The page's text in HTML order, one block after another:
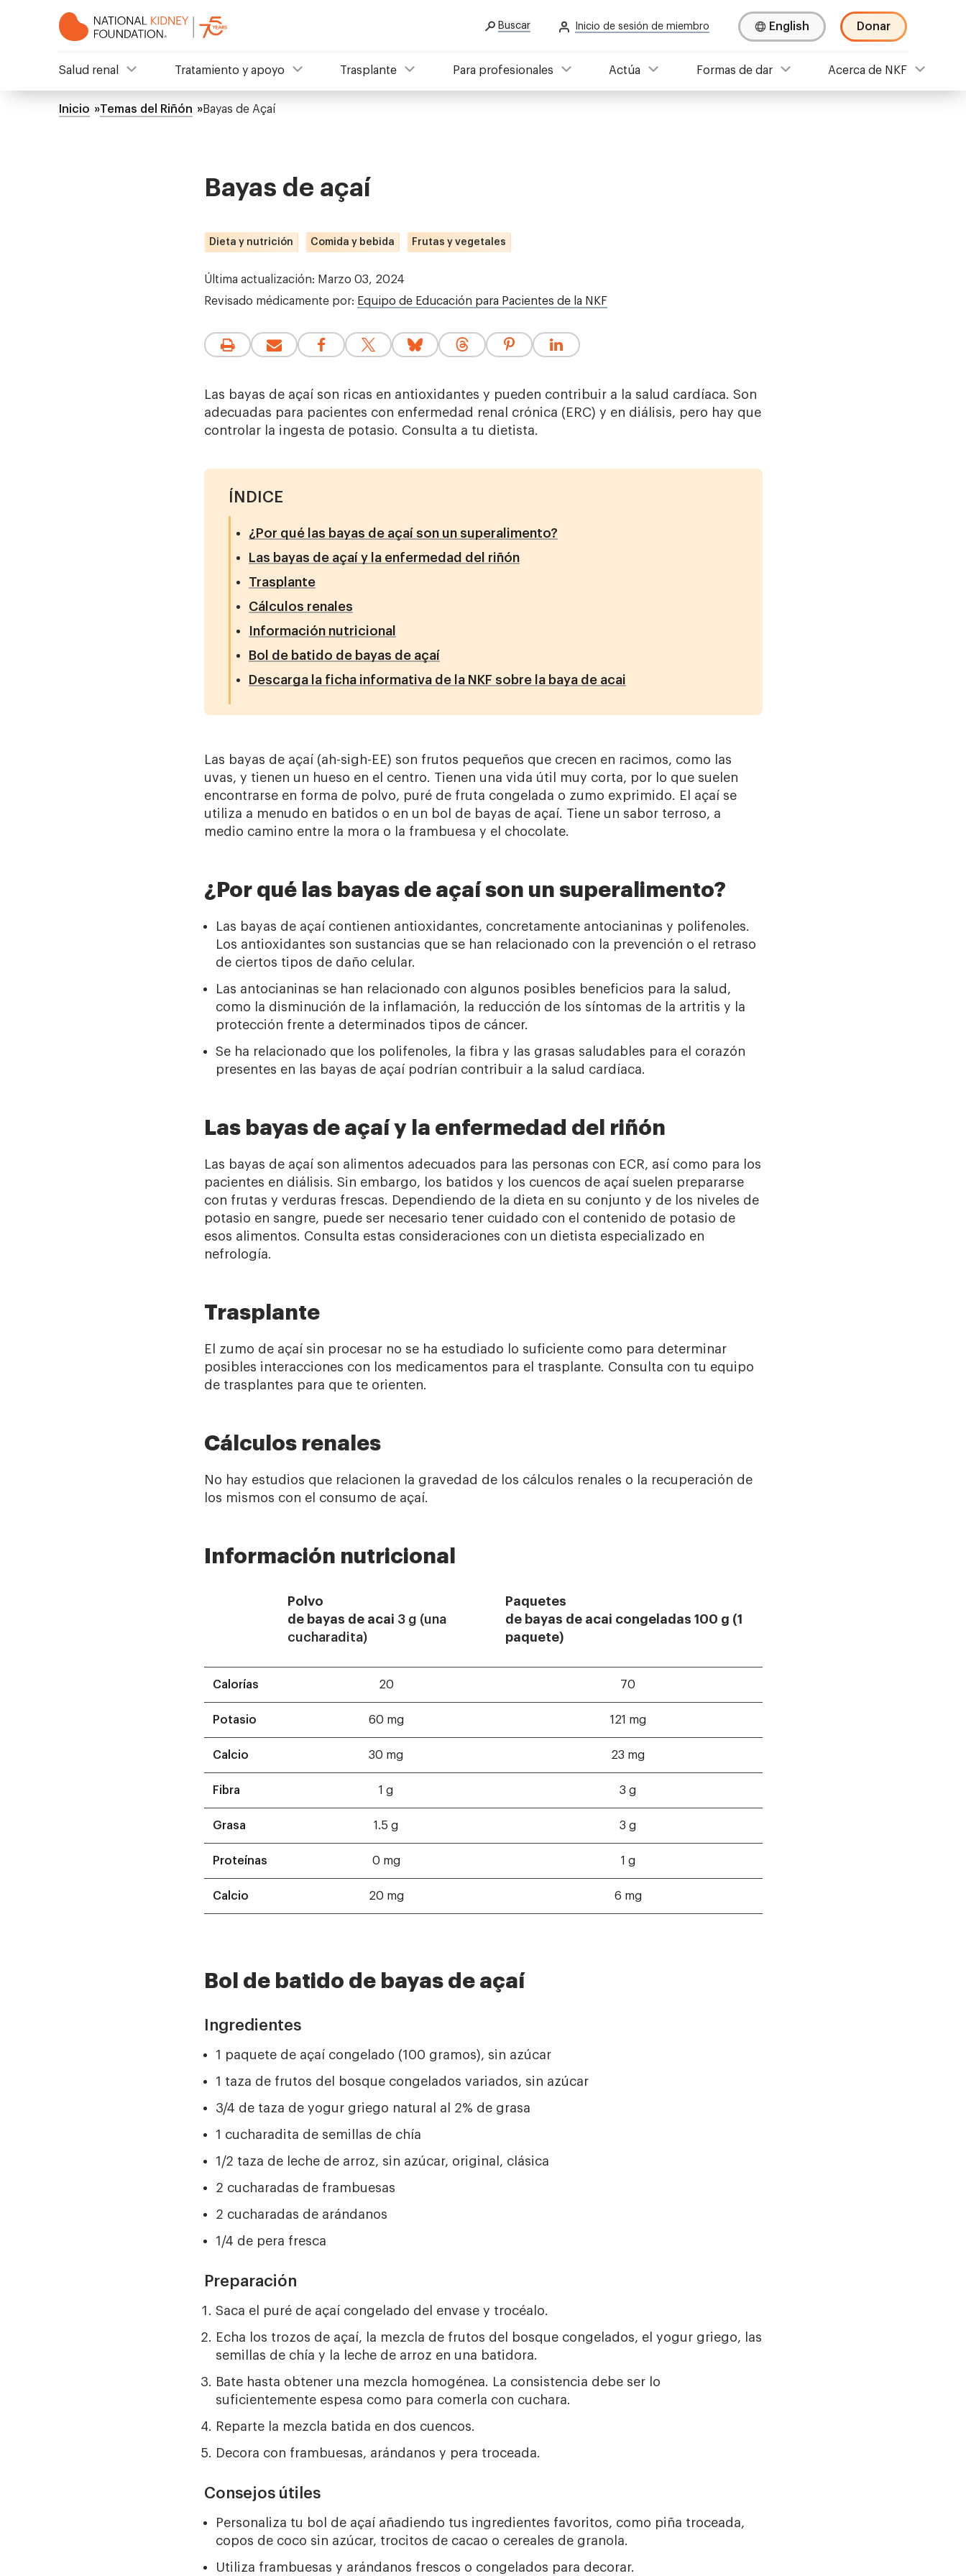
Buscar Inicio de sesión de miembro English Donar
Mega
Salud renal Tratamiento y apoyo Trasplante Para profesionales Actúa Formas de dar Acerca de NKF
Ruta
Inicio Temas del Riñón Bayas de Açaí
Bayas de açaí
Dieta y nutrición Comida y bebida Frutas y vegetales
Última actualización: Marzo 03, 2024
Revisado médicamente por: Equipo de Educación para Pacientes de la NKF
Las bayas de açaí son ricas en antioxidantes y pueden contribuir a la salud cardíaca. Son
adecuadas para pacientes con enfermedad renal crónica (ERC) y en diálisis, pero hay que
controlar la ingesta de potasio. Consulta a tu dietista.
ÍNDICE
¿Por qué las bayas de açaí son un superalimento?
Las bayas de açaí y la enfermedad del riñón
Trasplante
Cálculos renales
Información nutricional
Bol de batido de bayas de açaí
Descarga la ficha informativa de la NKF sobre la baya de acai
Las bayas de açaí (ah-sigh-EE) son frutos pequeños que crecen en racimos, como las
uvas, y tienen un hueso en el centro. Tienen una vida útil muy corta, por lo que suelen
encontrarse en forma de polvo, puré de fruta congelada o zumo exprimido. El açaí se
utiliza a menudo en batidos o en un bol de bayas de açaí. Tiene un sabor terroso, a
medio camino entre la mora o la frambuesa y el chocolate.
¿Por qué las bayas de açaí son un superalimento?
Las bayas de açaí contienen antioxidantes, concretamente antocianinas y polifenoles.
Los antioxidantes son sustancias que se han relacionado con la prevención o el retraso
de ciertos tipos de daño celular.
Las antocianinas se han relacionado con algunos posibles beneficios para la salud,
como la disminución de la inflamación, la reducción de los síntomas de la artritis y la
protección frente a determinados tipos de cáncer.
Se ha relacionado que los polifenoles, la fibra y las grasas saludables para el corazón
presentes en las bayas de açaí podrían contribuir a la salud cardíaca.
Las bayas de açaí y la enfermedad del riñón
Las bayas de açaí son alimentos adecuados para las personas con ECR, así como para los
pacientes en diálisis. Sin embargo, los batidos y los cuencos de açaí suelen prepararse
con frutas y verduras frescas. Dependiendo de la dieta en su conjunto y de los niveles de
potasio en sangre, puede ser necesario tener cuidado con el contenido de potasio de
esos alimentos. Consulta estas consideraciones con un dietista especializado en
nefrología.
Trasplante
El zumo de açaí sin procesar no se ha estudiado lo suficiente como para determinar
posibles interacciones con los medicamentos para el trasplante. Consulta con tu equipo
de trasplantes para que te orienten.
Cálculos renales
No hay estudios que relacionen la gravedad de los cálculos renales o la recuperación de
los mismos con el consumo de açaí.
Información nutricional
Polvo
de bayas de acai 3 g (una
cucharadita)
Paquetes
de bayas de acai congeladas 100 g (1
paquete)
Calorías 20 70
Potasio 60 mg 121 mg
Calcio 30 mg 23 mg
Fibra 1 g 3 g
Grasa 1.5 g 3 g
Proteínas 0 mg 1 g
Calcio 20 mg 6 mg
Bol de batido de bayas de açaí
Ingredientes
1 paquete de açaí congelado (100 gramos), sin azúcar
1 taza de frutos del bosque congelados variados, sin azúcar
3/4 de taza de yogur griego natural al 2% de grasa
1 cucharadita de semillas de chía
1/2 taza de leche de arroz, sin azúcar, original, clásica
2 cucharadas de frambuesas
2 cucharadas de arándanos
1/4 de pera fresca
Preparación
Saca el puré de açaí congelado del envase y trocéalo.
Echa los trozos de açaí, la mezcla de frutos del bosque congelados, el yogur griego, las
semillas de chía y la leche de arroz en una batidora.
Bate hasta obtener una mezcla homogénea. La consistencia debe ser lo
suficientemente espesa como para comerla con cuchara.
Reparte la mezcla batida en dos cuencos.
Decora con frambuesas, arándanos y pera troceada.
Consejos útiles
Personaliza tu bol de açaí añadiendo tus ingredientes favoritos, como piña troceada,
copos de coco sin azúcar, trocitos de cacao o cereales de granola.
Utiliza frambuesas y arándanos frescos o congelados para decorar.